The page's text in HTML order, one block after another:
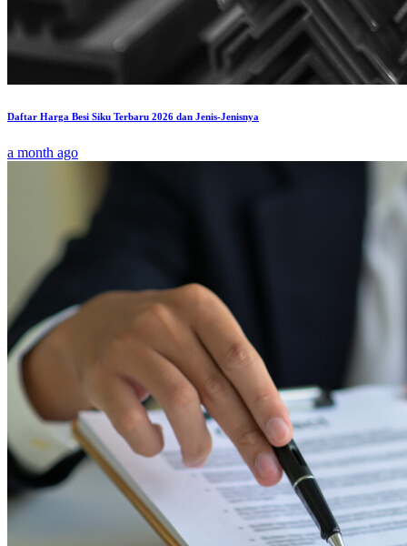
Daftar Harga Besi Siku Terbaru 2026 dan Jenis-Jenisnya
a month ago